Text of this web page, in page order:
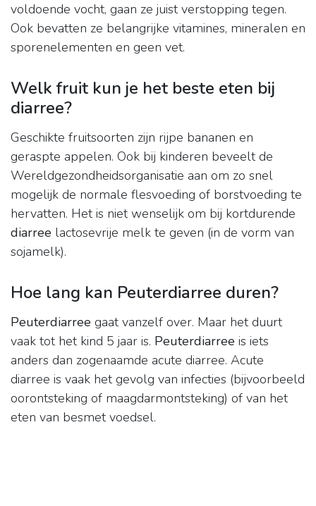
voldoende vocht, gaan ze juist verstopping tegen.
Ook bevatten ze belangrijke vitamines, mineralen en
sporenelementen en geen vet.
Welk fruit kun je het beste eten bij
diarree?
Geschikte fruitsoorten zijn rijpe bananen en
geraspte appelen. Ook bij kinderen beveelt de
Wereldgezondheidsorganisatie aan om zo snel
mogelijk de normale flesvoeding of borstvoeding te
hervatten. Het is niet wenselijk om bij kortdurende
diarree lactosevrije melk te geven (in de vorm van
sojamelk).
Hoe lang kan Peuterdiarree duren?
Peuterdiarree gaat vanzelf over. Maar het duurt
vaak tot het kind 5 jaar is. Peuterdiarree is iets
anders dan zogenaamde acute diarree. Acute
diarree is vaak het gevolg van infecties (bijvoorbeeld
oorontsteking of maagdarmontsteking) of van het
eten van besmet voedsel.